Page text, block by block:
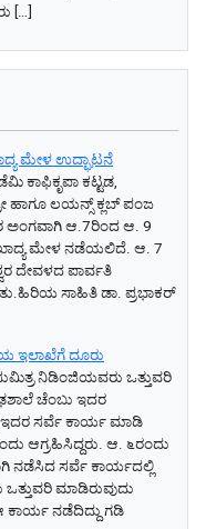
[…]
ಮೇಳ ಉದ್ಘಾಟನೆ
ಕಾಫಿಕೃಪಾ ಕಟ್ಟಡ,
ಹಾಗೂ ಲಯನ್ಸ್ ಕ್ಲಬ್ ಪಂಜ
ಅಂಗವಾಗಿ ಆ.7ರಿಂದ ಆ. 9
ಖಾದ್ಯ ಮೇಳ ನಡೆಯಲಿದೆ. ಆ. 7
ದೇವಳದ ಪಾರ್ವತಿ
ಸಾಹಿತಿ ಡಾ. ಪ್ರಭಾಕರ್
ಇಲಾಖೆಗೆ ದೂರು
ನಿಡಿಂಜಿಯವರು ಒತ್ತುವರಿ
ಚೆಂಬು ಇದರ
ಇದರ ಸರ್ವೆ ಕಾರ್ಯ ಮಾಡಿ
ಆಗ್ರಹಿಸಿದ್ದರು. ಆ. ೬ರಂದು
ನಡೆಸಿದ ಸರ್ವೆ ಕಾರ್ಯದಲ್ಲಿ
ಮಾಡಿರುವುದು
ನಡೆದಿದ್ದು ಗಡಿ